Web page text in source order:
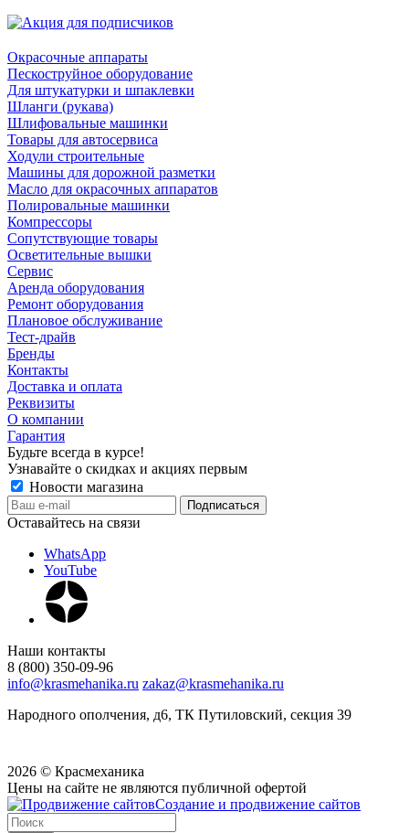
Окрасочные аппараты
Пескоструйное оборудование
Для штукатурки и шпаклевки
Шланги (рукава)
Шлифовальные машинки
Товары для автосервиса
Ходули строительные
Машины для дорожной разметки
Масло для окрасочных аппаратов
Полировальные машинки
Компрессоры
Сопутствующие товары
Осветительные вышки
Сервис
Аренда оборудования
Ремонт оборудования
Плановое обслуживание
Тест-драйв
Бренды
Контакты
Доставка и оплата
Реквизиты
О компании
Гарантия
Будьте всегда в курсе!
Узнавайте о скидках и акциях первым
Новости магазина
Оставайтесь на связи
WhatsApp
YouTube
Наши контакты
8 (800) 350-09-96
info@krasmehanika.ru zakaz@krasmehanika.ru
Народного ополчения, д6, ТК Путиловский, секция 39
2026 © Красмеханика
Цены на сайте не являются публичной офертой
Создание и продвижение сайтов